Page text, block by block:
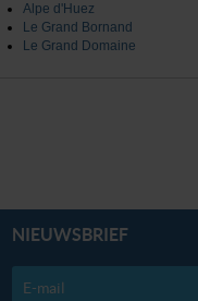
Alpe d'Huez
Le Grand Bornand
Le Grand Domaine
NIEUWSBRIEF